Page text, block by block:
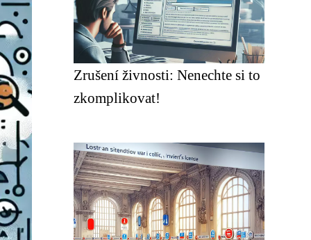
Zrušení živnosti: Nenechte si to
zkomplikovat!